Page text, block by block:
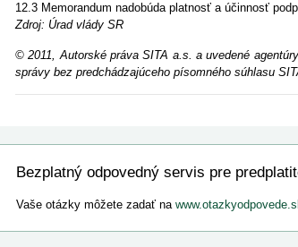
12.3 Memorandum nadobúda platnosť a účinnosť
Zdroj: Úrad vlády SR
© 2011, Autorské práva SITA a.s. a uvedené
správy bez predchádzajúceho písomného súhlasu
Bezplatný odpovedný servis pre
Vaše otázky môžete zadať na